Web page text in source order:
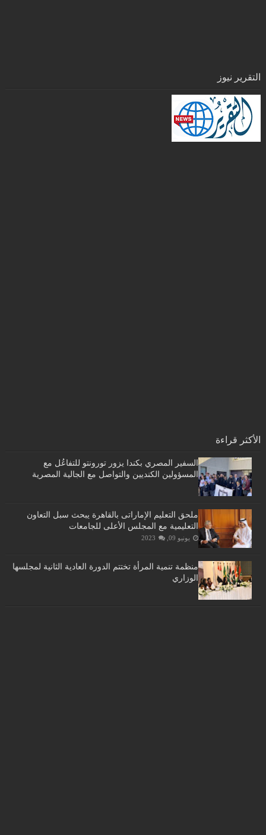
التقرير نيوز
الأكثر قراءة
السفير المصري بكندا يزور تورونتو للتفاعُل مع
المسؤولين الكنديين والتواصل مع الجالية المصرية
ملحق التعليم الإماراتى بالقاهرة يبحث سبل التعاون
التعليمية مع المجلس الأعلى للجامعات
يونيو 09, 2023
منظمة تنمية المرأة تختتم الدورة العادية الثانية لمجلسها
الوزاري